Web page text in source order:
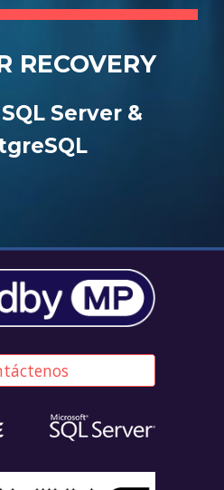
RECOVERY
Server &